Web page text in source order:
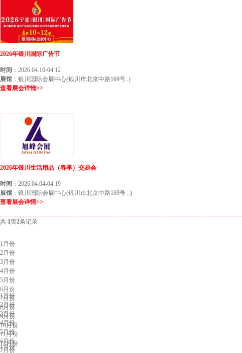
2026年银川国际广告节
时间 ：2026.04.10-04.12
展馆 ：银川国际会展中心(银川市北京中路169号..)
查看展会详情>>
2026年银川生活用品（春季）交易会
时间 ：2026.04.04-04.19
展馆 ：银川国际会展中心(银川市北京中路169号 ..)
查看展会详情>>
共 1页2条记录
1月份
2月份
3月份
4月份
5月份
6月份
7月份
8月份
9月份
10月份
11月份
12月份
上海展会排期
1月份
2月份
3月份
4月份
5月份
6月份
7月份
广州展会排期
1月份